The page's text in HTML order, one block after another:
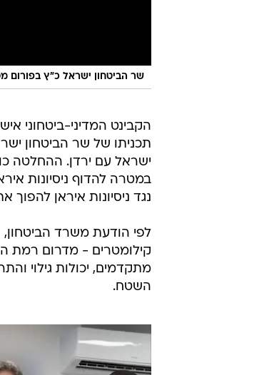
שר הביטחון ישראל כ"ץ בפורום
הקבינט המדיני-ביטחוני
תכניתו של שר הביטחון
ישראל עם ירדן. ההחלטה
במטרה להדוף ניסיונות
נגד ניסיונות איראן
קילומטרים - מדרום רמת
מתקדמים, יכולות גילוי
השטח.